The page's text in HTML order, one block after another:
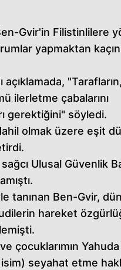
Gvir'in Filistinlilere
yapmaktan
"Tarafların,
ilerletme çabalarını
gerektiğini" söyledi.
olmak üzere eşit
sağcı Ulusal Güvenlik
tanınan Ben-Gvir, dün
hareket
çocuklarımın
seyahat etme